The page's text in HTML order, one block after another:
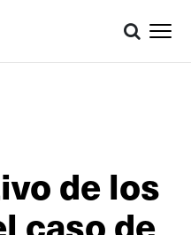
de los
caso de